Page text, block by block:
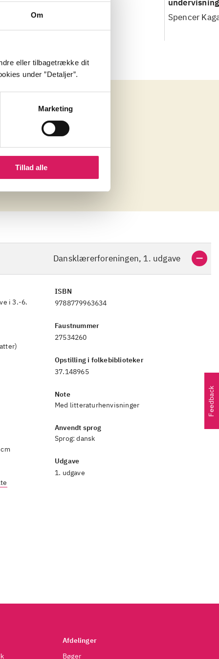
Om
eller tilbagetrække dit
under ”Detaljer”.
Marketing
Tillad alle
øvelser
formidling
Spencer
Dansklærerforeningen, 1. udgave
i 3.-6.
ISBN
9788779963634
Faustnummer
27534260
Opstilling i folkebiblioteker
37.148965
Note
Med litteraturhenvisninger
Anvendt sprog
Sprog: dansk
Udgave
1. udgave
Feedback
Afdelinger
Bøger